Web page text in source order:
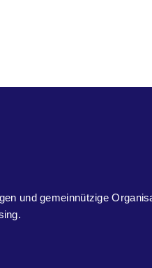
und gemeinnützige